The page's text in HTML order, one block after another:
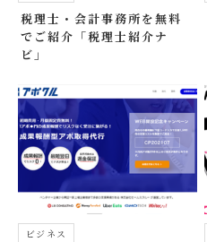
税理士・会計事務所を無料
でご紹介「税理士紹介ナ
ビ」
ビジネス